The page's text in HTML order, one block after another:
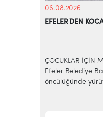
06.08.2026
EFELER’DEN
ÇOCUKLAR İÇİN
Efeler Belediye
öncülüğünde